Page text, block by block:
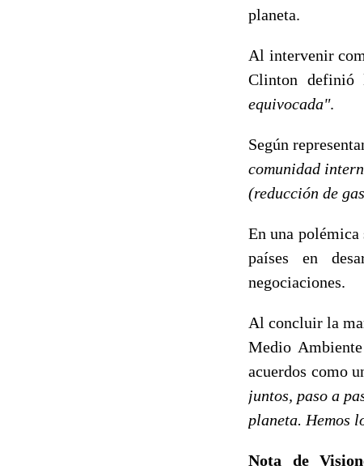
planeta.
Al intervenir
Clinton definió
equivocada".
Según
comunidad
(reducción de
En una
países en
negociaciones.
Al concluir la
Medio
acuerdos como
juntos, paso a
planeta. Hemos
Nota de